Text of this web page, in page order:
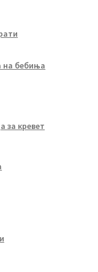
на бебиња
за кревет